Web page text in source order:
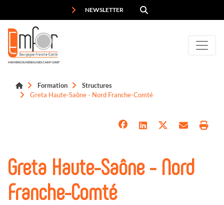
NEWSLETTER
MEMBRE DU RÉSEAU DES CARIF-OREF
Formation
Structures
Greta Haute-Saône - Nord Franche-Comté
Greta Haute-Saône - Nord
Franche-Comté
Panneau de gestion des cookies